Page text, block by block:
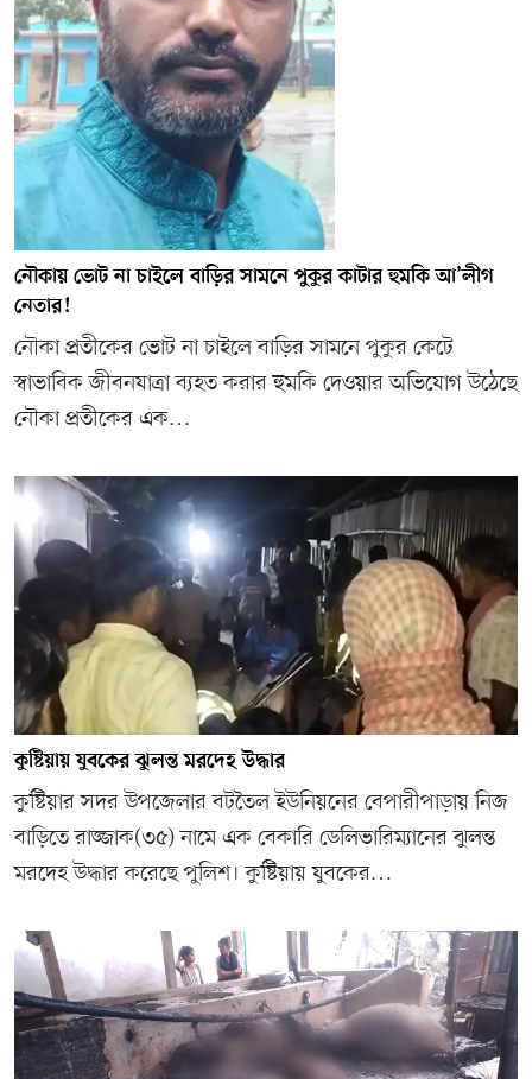
নৌকায় ভোট না চাইলে বাড়ির সামনে পুকুর কাটার হুমকি আ’লীগ
নেতার!
নৌকা প্রতীকের ভোট না চাইলে বাড়ির সামনে পুকুর কেটে
স্বাভাবিক জীবনযাত্রা ব্যহত করার হুমকি দেওয়ার অভিযোগ উঠেছে
নৌকা প্রতীকের এক…
কুষ্টিয়ায় যুবকের ঝুলন্ত মরদেহ উদ্ধার
কুষ্টিয়ার সদর উপজেলার বটতৈল ইউনিয়নের বেপারীপাড়ায় নিজ
বাড়িতে রাজ্জাক(৩৫) নামে এক বেকারি ডেলিভারিম্যানের ঝুলন্ত
মরদেহ উদ্ধার করেছে পুলিশ। কুষ্টিয়ায় যুবকের…